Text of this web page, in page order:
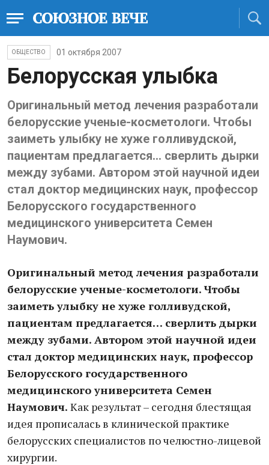
ОБЩЕСТВО 01 октября 2007
Белорусская улыбка
Оригинальный метод лечения разработали
белорусские ученые-косметологи. Чтобы
заиметь улыбку не хуже голливудской,
пациентам предлагается… сверлить дырки
между зубами. Автором этой научной идеи
стал доктор медицинских наук, профессор
Белорусского государственного
медицинского университета Семен
Наумович.
Оригинальный метод лечения разработали
белорусские ученые-косметологи. Чтобы
заиметь улыбку не хуже голливудской,
пациентам предлагается… сверлить дырки
между зубами. Автором этой научной идеи
стал доктор медицинских наук, профессор
Белорусского государственного
медицинского университета Семен
Наумович. Как результат – сегодня блестящая
идея прописалась в клинической практике
белорусских специалистов по челюстно-лицевой
хирургии.